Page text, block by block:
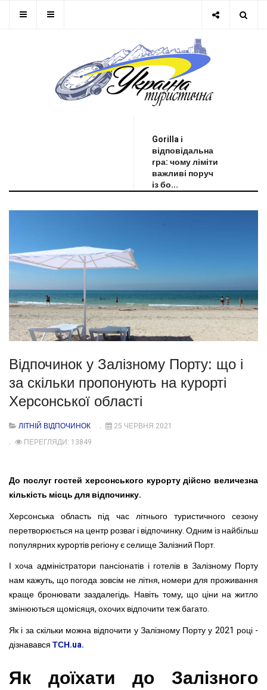
Gorilla і
відповідальна
гра: чому ліміти
важливі поруч
із бо...
Відпочинок у Залізному Порту: що і
за скільки пропонують на курорті
Херсонської області
ЛІТНІЙ ВІДПОЧИНОК
25 ЧЕРВНЯ 2021
ПЕРЕГЛЯДИ: 13849
До послуг гостей херсонського курорту дійсно величезна
кількість місць для відпочинку.
Херсонська область під час літнього туристичного сезону
перетворюється на центр розваг і відпочинку. Одним із найбільш
популярних курортів регіону є селище Залізний Порт.
І хоча адміністратори пансіонатів і готелів в Залізному Порту
нам кажуть, що погода зовсім не літня, номери для проживання
краще бронювати заздалегідь. Навіть тому, що ціни на житло
змінюються щомісяця, охочих відпочити теж багато.
Як і за скільки можна відпочити у Залізному Порту у 2021 році -
дізнававсяТСН.ua.
Як доїхати до Залізного